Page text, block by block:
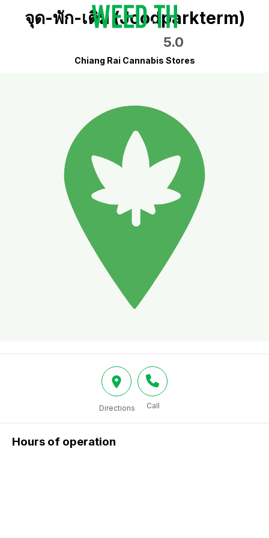
จุด-พัก-เติม (Joodparkterm)
5.0
Chiang Rai Cannabis Stores
Directions Call
Hours of operation